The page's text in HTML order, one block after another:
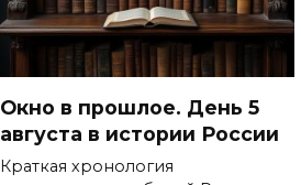
Окно в прошлое. День 5
августа в истории России
Краткая хронология